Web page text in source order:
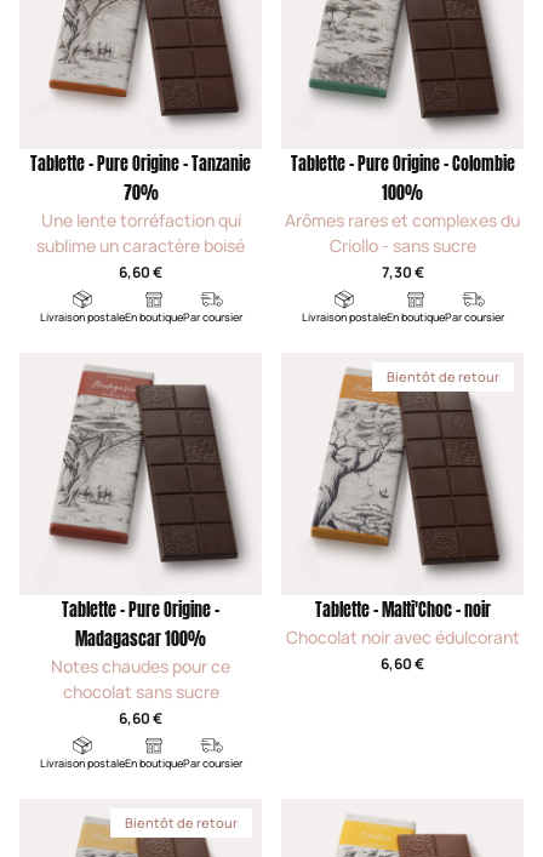
Tablette - Pure Origine - Tanzanie
70%
Une lente torréfaction qui
sublime un caractère boisé
6,60 €
Livraison postaleEn boutiquePar coursier
Tablette - Pure Origine - Colombie
100%
Arômes rares et complexes du
Criollo - sans sucre
7,30 €
Livraison postaleEn boutiquePar coursier
Tablette - Pure Origine -
Madagascar 100%
Notes chaudes pour ce
chocolat sans sucre
6,60 €
Livraison postaleEn boutiquePar coursier
Bientôt de retour
Tablette - Malti'Choc - noir
Chocolat noir avec édulcorant
6,60 €
Bientôt de retour